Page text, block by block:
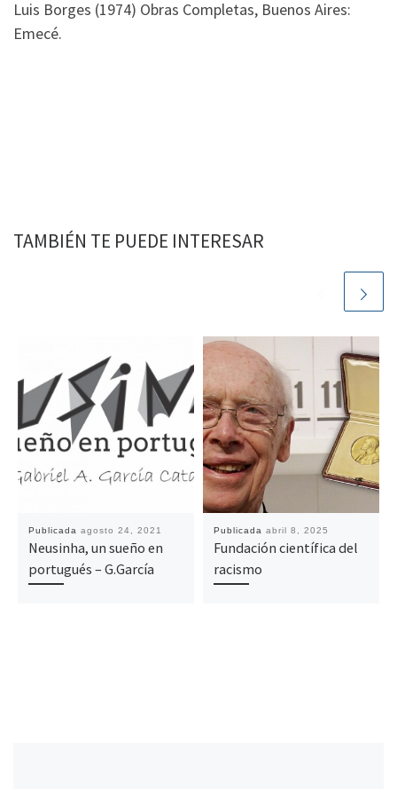
Luis Borges (1974) Obras Completas, Buenos Aires:
Emecé.
TAMBIÉN TE PUEDE INTERESAR
Publicada agosto 24, 2021
Neusinha, un sueño en
portugués – G.García
Publicada abril 8, 2025
Fundación científica del
racismo